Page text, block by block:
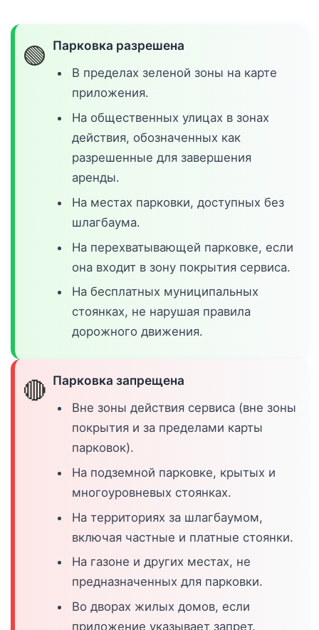
🟢 Парковка разрешена
В пределах зеленой зоны на карте
приложения.
На общественных улицах в зонах
действия, обозначенных как
разрешенные для завершения
аренды.
На местах парковки, доступных без
шлагбаума.
На перехватывающей парковке, если
она входит в зону покрытия сервиса.
На бесплатных муниципальных
стоянках, не нарушая правила
дорожного движения.
🔴 Парковка запрещена
Вне зоны действия сервиса (вне зоны
покрытия и за пределами карты
парковок).
На подземной парковке, крытых и
многоуровневых стоянках.
На территориях за шлагбаумом,
включая частные и платные стоянки.
На газоне и других местах, не
предназначенных для парковки.
Во дворах жилых домов, если
приложение указывает запрет.